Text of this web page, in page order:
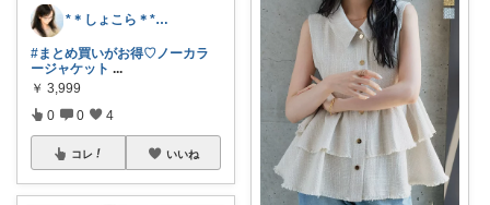
*＊しょこら＊*朝コレ
#まとめ買いがお得♡ノーカラ
ージャケット ...
￥ 3,999
0 0 4
コレ いいね